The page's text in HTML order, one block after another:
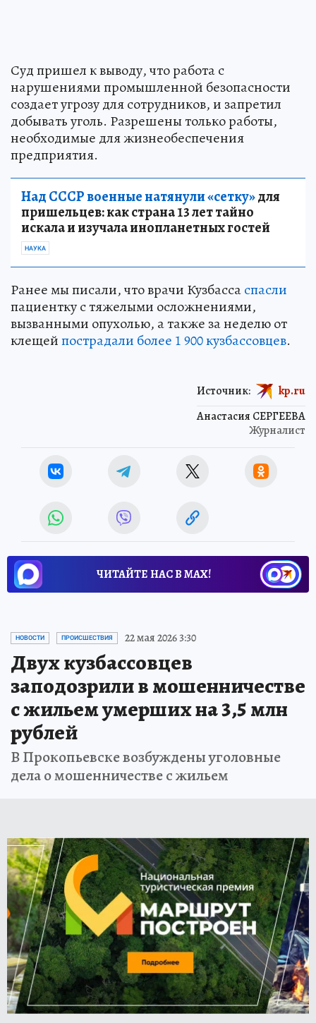
Суд пришел к выводу, что работа с
нарушениями промышленной безопасности
создает угрозу для сотрудников, и запретил
добывать уголь. Разрешены только работы,
необходимые для жизнеобеспечения
предприятия.
Над СССР военные натянули «сетку»для
пришельцев: как страна 13 лет тайно
искала и изучала инопланетных гостей
НАУКА
Ранее мы писали, что врачи Кузбассаспасли
пациентку с тяжелыми осложнениями,
вызванными опухолью, а также за неделю от
клещейпострадали более 1 900 кузбассовцев.
Анастасия СЕРГЕЕВА
Журналист
Источник: kp.ru
ЧИТАЙТЕ НАС В МАХ!
НОВОСТИ ПРОИСШЕСТВИЯ 22 мая 2026 3:30
Двух кузбассовцев
заподозрили в мошенничестве
с жильем умерших на 3,5 млн
рублей
В Прокопьевске возбуждены уголовные
дела о мошенничестве с жильем